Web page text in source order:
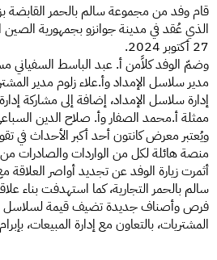
27 أكتوبر 2024.
وضمّ الوفد كلاًمن أ. عبد الباسط السفياني
مدير سلاسل الإمداد وأ.علاء زلوم مدير
إدارة سلاسل الإمداد، إضافة إلى مشاركة
ممثلة أ.محمد الصفار وأ. صلاح الدين
ويُعتبر معرض كانتون أحد أكبر الأحداث في
منصة هائلة لكل من الواردات والصادرات
أثمرت زيارة الوفد عن تجديد أواصر العلاقة
سالم بالحمر التجارية، كما استهدفت بناء
فرص وأصناف جديدة تضيف قيمة لسلاسل
المشتريات، بالتعاون مع إدارة المبيعات،